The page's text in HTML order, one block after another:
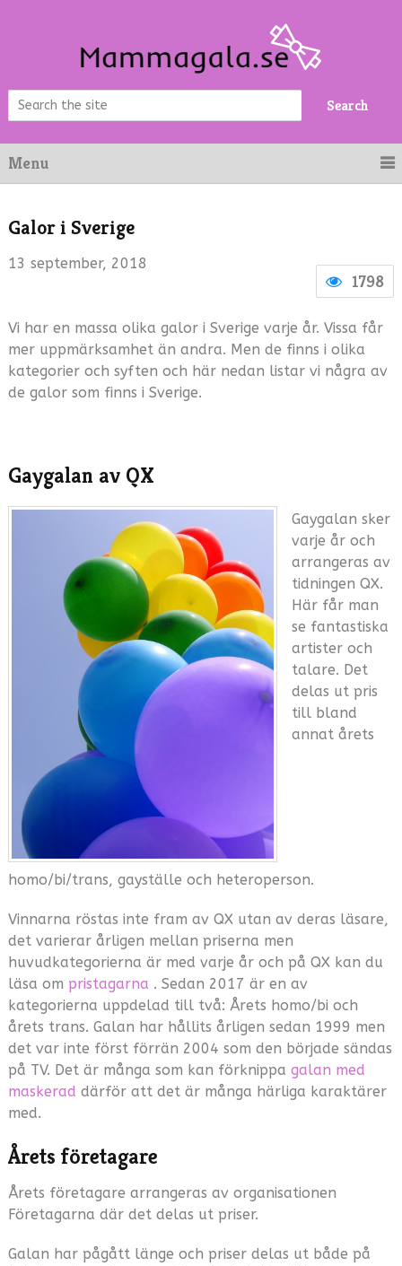
Search
Menu
Galor i Sverige
1798
13 september, 2018
Vi har en massa olika galor i Sverige varje år. Vissa får
mer uppmärksamhet än andra. Men de finns i olika
kategorier och syften och här nedan listar vi några av
de galor som finns i Sverige.
Gaygalan av QX
Gaygalan sker
varje år och
arrangeras av
tidningen QX.
Här får man
se fantastiska
artister och
talare. Det
delas ut pris
till bland
annat årets
homo/bi/trans, gayställe och heteroperson.
Vinnarna röstas inte fram av QX utan av deras läsare,
det varierar årligen mellan priserna men
huvudkategorierna är med varje år och på QX kan du
läsa om pristagarna . Sedan 2017 är en av
kategorierna uppdelad till två: Årets homo/bi och
årets trans. Galan har hållits årligen sedan 1999 men
det var inte först förrän 2004 som den började sändas
på TV. Det är många som kan förknippa galan med
maskerad därför att det är många härliga karaktärer
med.
Årets företagare
Årets företagare arrangeras av organisationen
Företagarna där det delas ut priser.
Galan har pågått länge och priser delas ut både på